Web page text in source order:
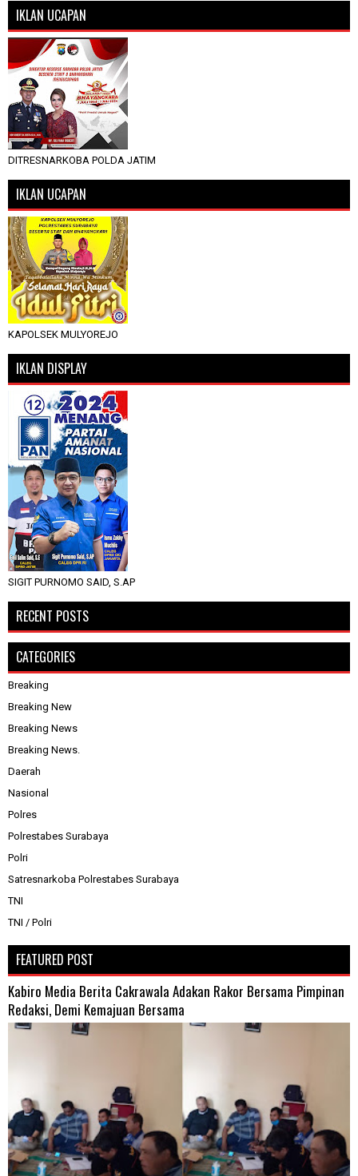
IKLAN UCAPAN
DITRESNARKOBA POLDA JATIM
IKLAN UCAPAN
KAPOLSEK MULYOREJO
IKLAN DISPLAY
SIGIT PURNOMO SAID, S.AP
RECENT POSTS
CATEGORIES
Breaking
Breaking New
Breaking News
Breaking News.
Daerah
Nasional
Polres
Polrestabes Surabaya
Polri
Satresnarkoba Polrestabes Surabaya
TNI
TNI / Polri
FEATURED POST
Kabiro Media Berita Cakrawala Adakan Rakor Bersama Pimpinan
Redaksi, Demi Kemajuan Bersama